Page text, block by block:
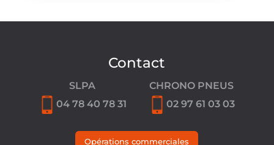
Contact
SLPA
04 78 40 78 31
CHRONO PNEUS
02 97 61 03 03
Opérations commerciales